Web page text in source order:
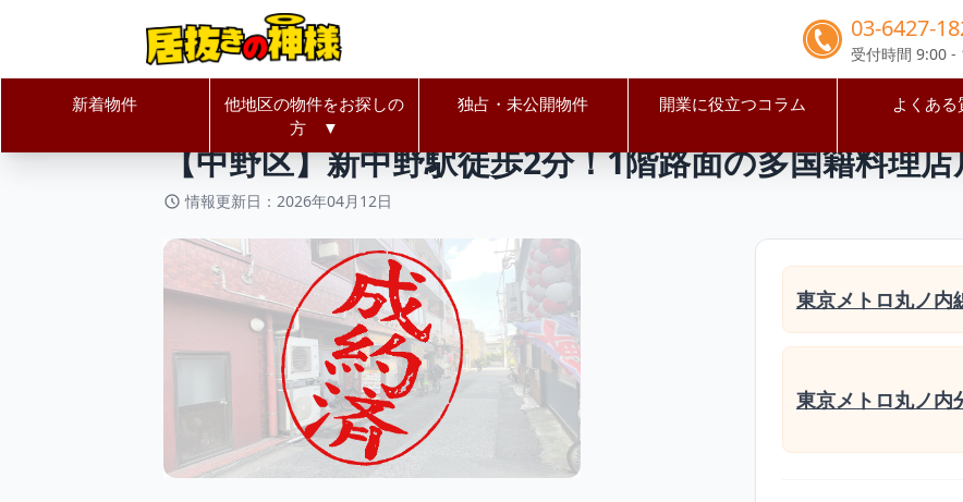
03-6427-
受付時間 9:00 -
新着物件
他地区の物件をお探しの
方 ▼
独占・未公開物件 開業に役立つコラム よくある
居抜きの神様Home 東京都 中野区 新中野駅 【中野区】新中野駅徒歩2分！1階路面の多国
【中野区】新中野駅徒歩2分！1階路面の多国籍料理
情報更新日：2026年04月12日
東京メトロ丸ノ内
東京メトロ丸ノ内